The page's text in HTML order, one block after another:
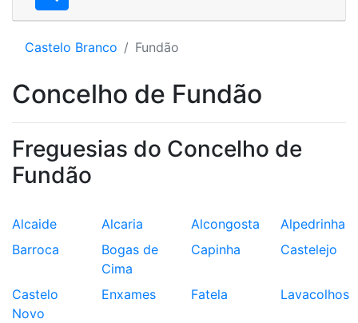
Castelo Branco Fundão
Concelho de Fundão
Freguesias do Concelho de
Fundão
Alcaide Alcaria Alcongosta
Alpedrinha
Barroca
Bogas de
Cima
Capinha Castelejo
Castelo
Novo
Enxames Fatela Lavacolhos